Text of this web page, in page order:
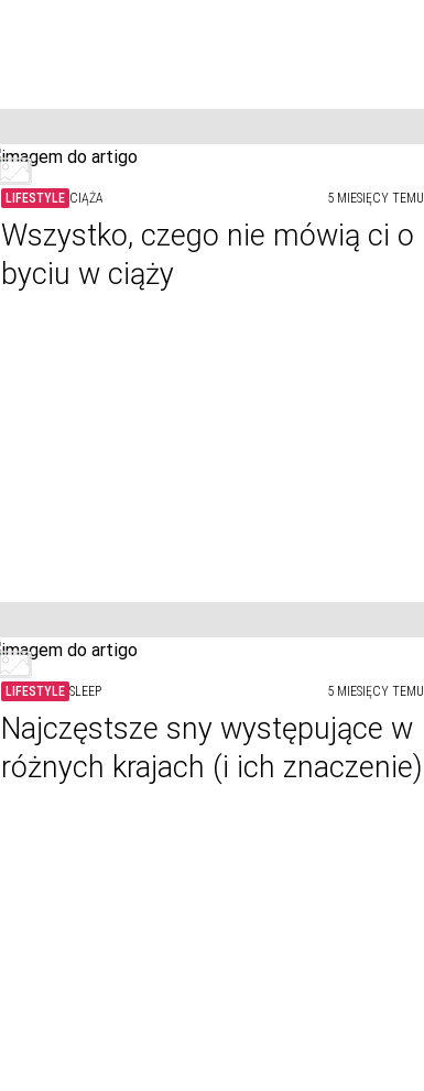
LIFESTYLE CIĄŻA 5 MIESIĘCY TEMU
Wszystko, czego nie mówią ci o
byciu w ciąży
LIFESTYLE SLEEP 5 MIESIĘCY TEMU
Najczęstsze sny występujące w
różnych krajach (i ich znaczenie)